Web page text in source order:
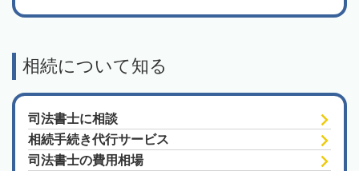
相続について知る
司法書士に相談
相続手続き代行サービス
司法書士の費用相場